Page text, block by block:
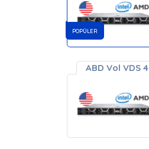
POPÜLER
ABD Vol VDS 4